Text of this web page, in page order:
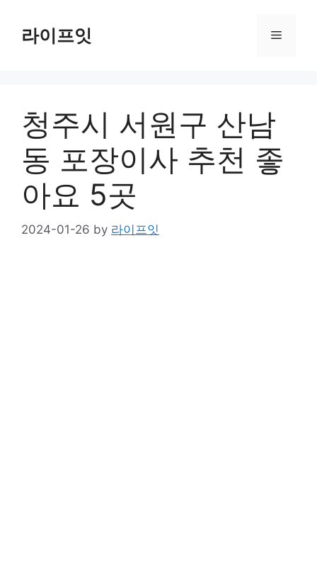
content라이프잇 Menu
청주시 서원구 산남
동 포장이사 추천 좋
아요 5곳
2024-01-26 by 라이프잇